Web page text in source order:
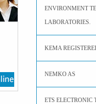
ENVIRONMENT
LABORATORIES.
KEMA
NEMKO AS
ETS ELECTRONIC